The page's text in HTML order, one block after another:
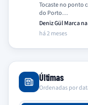
Tocaste no ponto
do Porto…
Deniz Gül Marca
há 2 meses
Últimas
Ordenadas por